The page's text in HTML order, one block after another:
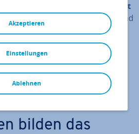
einfach zu bedienen und leicht
intuitiv er­fass­ba­re Elemente und
machen die Open-
echten Unikum, bei dem
Da­ten­ban­ken mit denen
verbunden werden. Was
wie und wo es ein­ge­setzt wird
Un­ter­neh­men ver­schaf­fen
folgenden Ab­schnit­ten.
bilden das
Akzeptieren
Ablehnen
Einstellungen